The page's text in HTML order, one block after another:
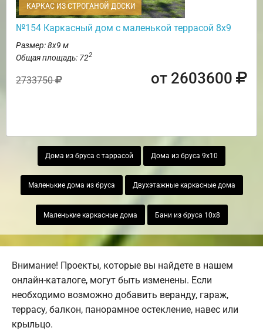
КАРКАС ИЗ СТРОГАНОЙ ДОСКИ
№154 Каркасный дом с маленькой террасой 8х9
Размер: 8х9 м
Общая площадь: 722
2733750 от 2603600
Дома из бруса с таррасой Дома из бруса 9х10
Маленькие дома из бруса Двухэтажные каркасные дома
Маленькие каркасные дома Бани из бруса 10х8
Внимание! Проекты, которые вы найдете в нашем
онлайн-каталоге, могут быть изменены. Если
необходимо возможно добавить веранду, гараж,
террасу, балкон, панорамное остекление, навес или
крыльцо.